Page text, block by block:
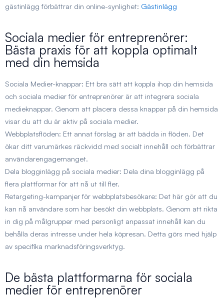
gästinlägg förbättrar din online-synlighet: Gästinlägg
Sociala medier för entreprenörer:
Bästa praxis för att koppla optimalt
med din hemsida
Sociala Medier-knappar: Ett bra sätt att koppla ihop din hemsida
och sociala medier för entreprenörer är att integrera sociala
medieknappar. Genom att placera dessa knappar på din hemsida
visar du att du är aktiv på sociala medier.
Webbplatsflöden: Ett annat förslag är att bädda in flöden. Det
ökar ditt varumärkes räckvidd med socialt innehåll och förbättrar
användarengagemanget.
Dela blogginlägg på sociala medier: Dela dina blogginlägg på
flera plattformar för att nå ut till fler.
Retargeting-kampanjer för webbplatsbesökare: Det här gör att du
kan nå användare som har besökt din webbplats. Genom att rikta
in dig på målgrupper med personligt anpassat innehåll kan du
behålla deras intresse under hela köpresan. Detta görs med hjälp
av specifika marknadsföringsverktyg.
De bästa plattformarna för sociala
medier för entreprenörer